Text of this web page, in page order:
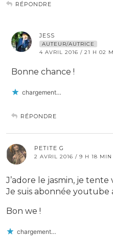
RÉPONDRE
JESS
AUTEUR/AUTRICE
4 AVRIL 2016 / 21 H 02
Bonne chance !
chargement…
RÉPONDRE
PETITE G
2 AVRIL 2016 / 9 H 18 MIN
J’adore le jasmin, je
Je suis abonnée youtube
Bon we !
chargement…